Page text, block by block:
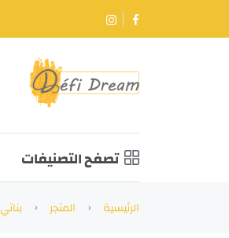
تصفح التصنيفات
الرئيسية المتجر بناتي